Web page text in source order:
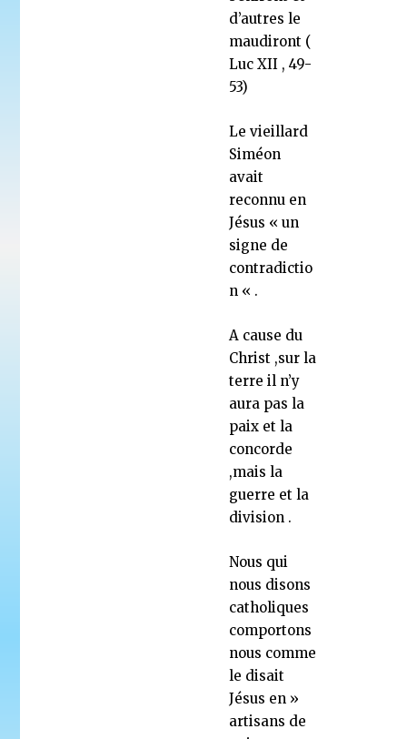
d’autres le
maudiront (
Luc XII , 49-
53)
Le vieillard
Siméon
avait
reconnu en
Jésus « un
signe de
contradictio
n « .
A cause du
Christ ,sur la
terre il n’y
aura pas la
paix et la
concorde
,mais la
guerre et la
division .
Nous qui
nous disons
catholiques
comportons
nous comme
le disait
Jésus en »
artisans de